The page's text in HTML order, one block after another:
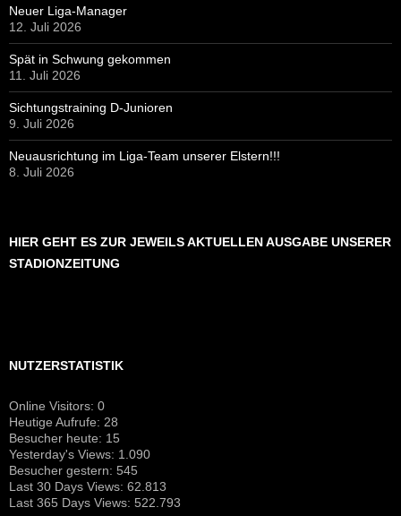
Neuer Liga-Manager
12. Juli 2026
Spät in Schwung gekommen
11. Juli 2026
Sichtungstraining D-Junioren
9. Juli 2026
Neuausrichtung im Liga-Team unserer Elstern!!!
8. Juli 2026
HIER GEHT ES ZUR JEWEILS AKTUELLEN AUSGABE UNSERER
STADIONZEITUNG
NUTZERSTATISTIK
Online Visitors: 0
Heutige Aufrufe: 28
Besucher heute: 15
Yesterday's Views: 1.090
Besucher gestern: 545
Last 30 Days Views: 62.813
Last 365 Days Views: 522.793